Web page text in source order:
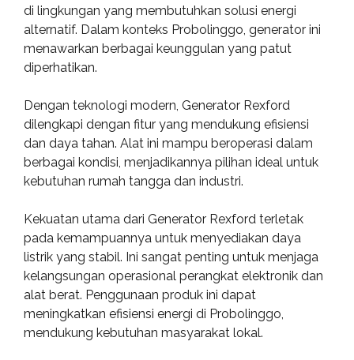
di lingkungan yang membutuhkan solusi energi
alternatif. Dalam konteks Probolinggo, generator ini
menawarkan berbagai keunggulan yang patut
diperhatikan.
Dengan teknologi modern, Generator Rexford
dilengkapi dengan fitur yang mendukung efisiensi
dan daya tahan. Alat ini mampu beroperasi dalam
berbagai kondisi, menjadikannya pilihan ideal untuk
kebutuhan rumah tangga dan industri.
Kekuatan utama dari Generator Rexford terletak
pada kemampuannya untuk menyediakan daya
listrik yang stabil. Ini sangat penting untuk menjaga
kelangsungan operasional perangkat elektronik dan
alat berat. Penggunaan produk ini dapat
meningkatkan efisiensi energi di Probolinggo,
mendukung kebutuhan masyarakat lokal.